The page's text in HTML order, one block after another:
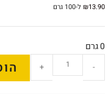
₪13.90 ל-100 גרם
0 גרם
-
+